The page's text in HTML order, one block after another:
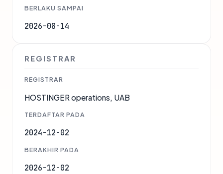
BERLAKU SAMPAI
2026-08-14
REGISTRAR
REGISTRAR
HOSTINGER operations, UAB
TERDAFTAR PADA
2024-12-02
BERAKHIR PADA
2026-12-02